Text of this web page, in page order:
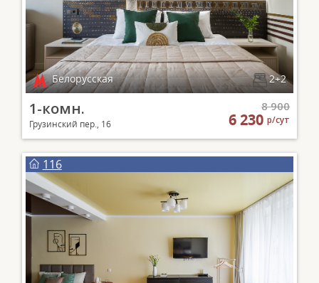
Белорусская 2+2
1-комн.
Грузинский пер., 16
8 900
6 230р/сут
116